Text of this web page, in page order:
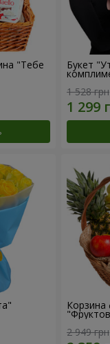
"Тебе Букет
1 528 грн
Корзина
2 949 грн